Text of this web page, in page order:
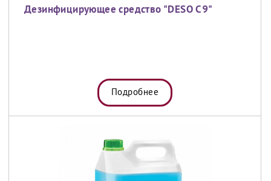
Дезинфицирующее средство "DESO C9"
Подробнее